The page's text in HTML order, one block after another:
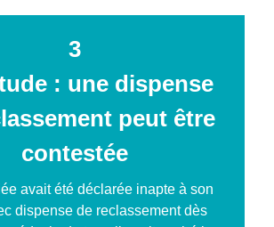
3
: une dispense
peut être
contestée
avait été déclarée inapte à son
dispense de reclassement dès